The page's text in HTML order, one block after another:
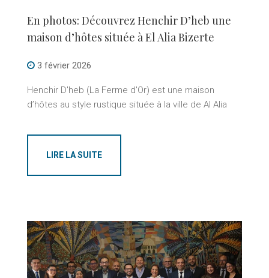
En photos: Découvrez Henchir D’heb une
maison d’hôtes située à El Alia Bizerte
3 février 2026
Henchir D'heb (La Ferme d'Or) est une maison
d’hôtes au style rustique située à la ville de Al Alia
LIRE LA SUITE